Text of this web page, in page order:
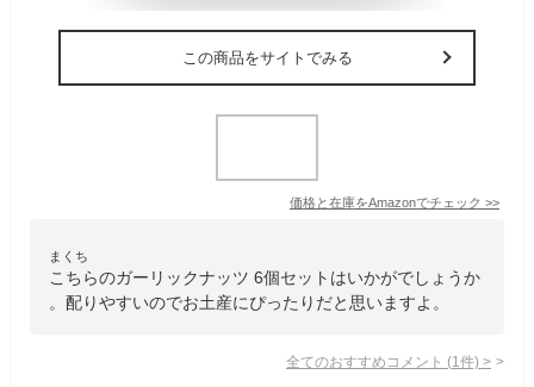
この商品をサイトでみる
価格と在庫をAmazonでチェック >>
まくち
こちらのガーリックナッツ 6個セットはいかがでしょうか
。配りやすいのでお土産にぴったりだと思いますよ。
全てのおすすめコメント (1 件) >